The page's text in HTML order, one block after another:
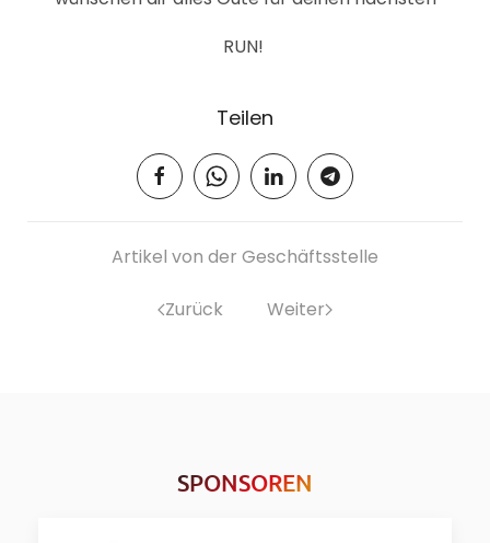
RUN!
Teilen
Artikel von der Geschäftsstelle
Zurück Weiter
SPONSOREN